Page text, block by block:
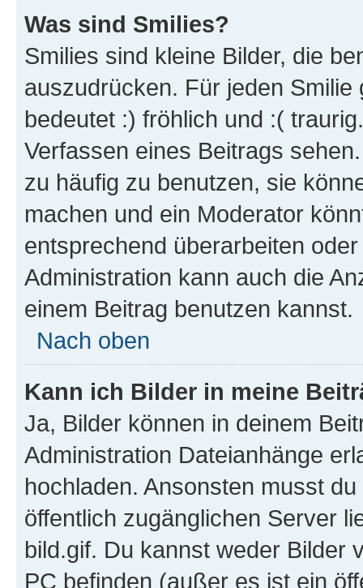
Was sind Smilies?
Smilies sind kleine Bilder, die
auszudrücken. Für jeden
bedeutet :) fröhlich und :(
Verfassen eines Beitrags
zu häufig zu benutzen, sie
machen und ein Moderator
entsprechend überarbeiten
Administration kann auch die
einem Beitrag benutzen kannst.
Nach oben
Kann ich Bilder in meine
Ja, Bilder können in deinem
Administration Dateianhänge
hochladen. Ansonsten musst
öffentlich zugänglichen Server
bild.gif. Du kannst weder Bilder
PC befinden (außer es ist ein